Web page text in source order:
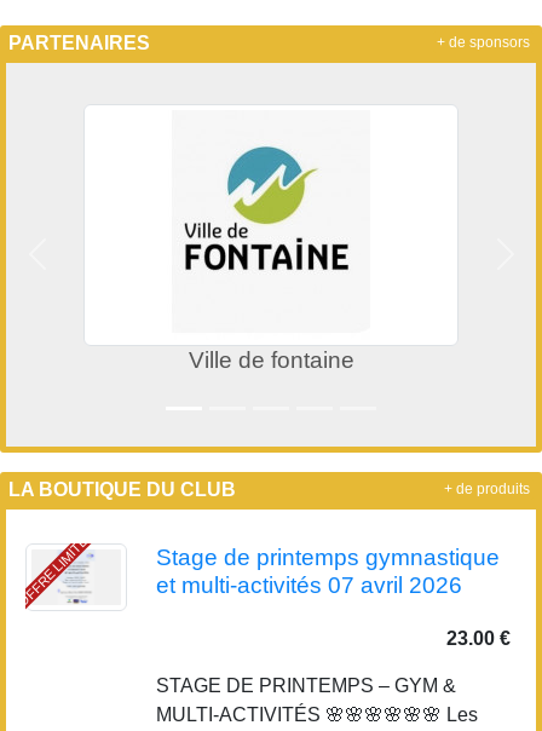
PARTENAIRES
Ville de fontaine
+ de sponsors
LA BOUTIQUE DU CLUB
OFFRE LIMITÉE
Stage de printemps gymnastique
et multi-activités 07 avril 2026
23.00 €
STAGE DE PRINTEMPS – GYM &
MULTI-ACTIVITÉS 🌸🌸🌸🌸🌸🌸 Les
+ de produits